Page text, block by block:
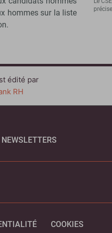
hommes sur la liste
édité par
RH
NEWSLETTERS
COOKIES